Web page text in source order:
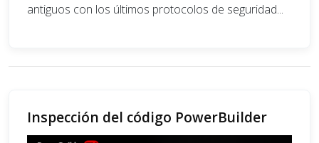
antiguos con los últimos protocolos de seguridad...
Inspección del código PowerBuilder